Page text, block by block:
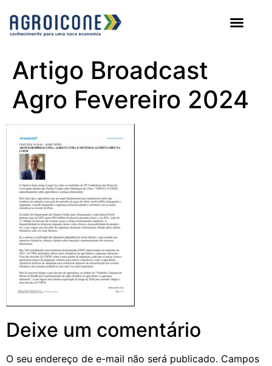
Artigo Broadcast
Agro Fevereiro 2024
Deixe um comentário
O seu endereço de e-mail não será publicado. Campos